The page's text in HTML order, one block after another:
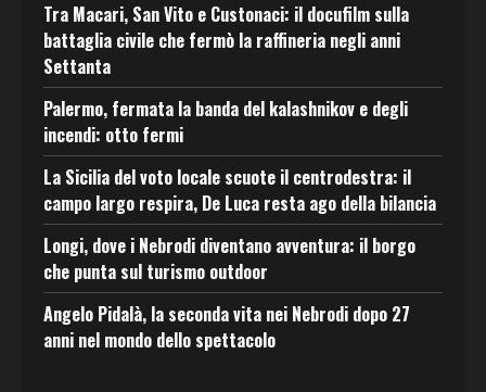
Tra Macari, San Vito e Custonaci: il docufilm sulla
battaglia civile che fermò la raffineria negli anni
Settanta
Palermo, fermata la banda del kalashnikov e degli
incendi: otto fermi
La Sicilia del voto locale scuote il centrodestra: il
campo largo respira, De Luca resta ago della bilancia
Longi, dove i Nebrodi diventano avventura: il borgo
che punta sul turismo outdoor
Angelo Pidalà, la seconda vita nei Nebrodi dopo 27
anni nel mondo dello spettacolo